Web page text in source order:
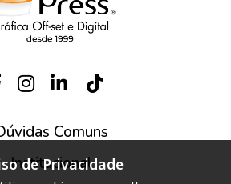
Comuns
Institucional
de Privacidade